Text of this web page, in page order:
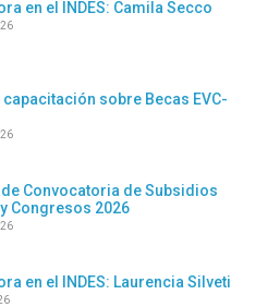
en el INDES: Camila Secco
sobre Becas EVC-
Convocatoria de Subsidios
Congresos 2026
en el INDES: Laurencia Silveti